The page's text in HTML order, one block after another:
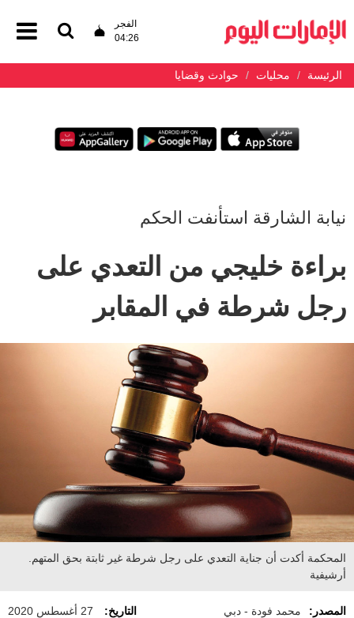
الفجر
04:26
الرئيسة محليات حوادث وقضايا
نيابة الشارقة استأنفت الحكم
براءة خليجي من التعدي على
رجل شرطة في المقابر
المحكمة أكدت أن جناية التعدي على رجل شرطة غير ثابتة بحق المتهم.
أرشيفية
المصدر: محمد فودة - دبي التاريخ: 27 أغسطس 2020